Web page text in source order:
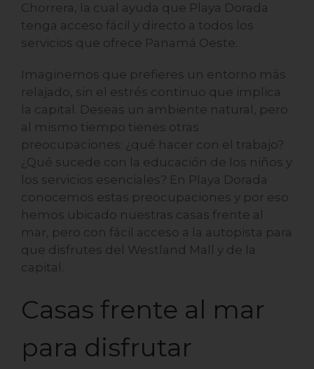
Chorrera, la cual ayuda que Playa Dorada
tenga acceso fácil y directo a todos los
servicios que ofrece Panamá Oeste.
Imaginemos que prefieres un entorno más
relajado, sin el estrés continuo que implica
la capital. Deseas un ambiente natural, pero
al mismo tiempo tienes otras
preocupaciones: ¿qué hacer con el trabajo?
¿Qué sucede con la educación de los niños y
los servicios esenciales? En Playa Dorada
conocemos estas preocupaciones y por eso
hemos ubicado nuestras casas frente al
mar, pero con fácil acceso a la autopista para
que disfrutes del Westland Mall y de la
capital.
Casas frente al mar
para disfrutar